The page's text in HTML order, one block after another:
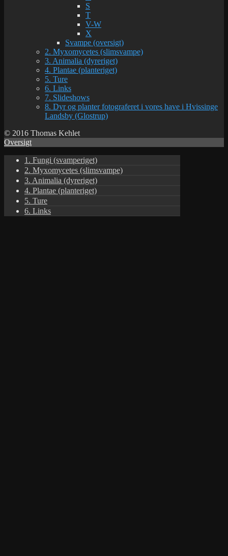
S
T
V-W
X
Svampe (oversigt)
2. Myxomycetes (slimsvampe)
3. Animalia (dyreriget)
4. Plantae (planteriget)
5. Ture
6. Links
7. Slideshows
8. Dyr og planter fotograferet i vores have i Hvissinge
Landsby (Glostrup)
© 2016 Thomas Kehlet
Oversigt
1. Fungi (svamperiget)
2. Myxomycetes (slimsvampe)
3. Animalia (dyreriget)
4. Plantae (planteriget)
5. Ture
6. Links